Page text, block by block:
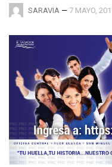
SARAVIA — 7 MAYO,